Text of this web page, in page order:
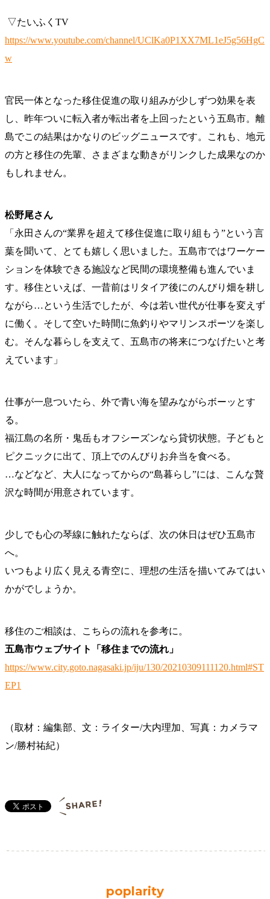
▽たいふくTV
https://www.youtube.com/channel/UClKa0P1XX7ML1eJ5g56HgC
w
官民一体となった移住促進の取り組みが少しずつ効果を表
し、昨年ついに転入者が転出者を上回ったという五島市。離
島でこの結果はかなりのビッグニュースです。これも、地元
の方と移住の先輩、さまざまな動きがリンクした成果なのか
もしれません。
松野尾さん
「永田さんの“業界を超えて移住促進に取り組もう”という言
葉を聞いて、とても嬉しく思いました。五島市ではワーケー
ションを体験できる施設など民間の環境整備も進んでいま
す。移住といえば、一昔前はリタイア後にのんびり畑を耕し
ながら…という生活でしたが、今は若い世代が仕事を変えず
に働く。そして空いた時間に魚釣りやマリンスポーツを楽し
む。そんな暮らしを支えて、五島市の将来につなげたいと考
えています」
仕事が一息ついたら、外で青い海を望みながらボーッとす
る。
福江島の名所・鬼岳もオフシーズンなら貸切状態。子どもと
ピクニックに出て、頂上でのんびりお弁当を食べる。
…などなど、大人になってからの“島暮らし”には、こんな贅
沢な時間が用意されています。
少しでも心の琴線に触れたならば、次の休日はぜひ五島市
へ。
いつもより広く見える青空に、理想の生活を描いてみてはい
かがでしょうか。
移住のご相談は、こちらの流れを参考に。
五島市ウェブサイト「移住までの流れ」
https://www.city.goto.nagasaki.jp/iju/130/20210309111120.html#ST
EP1
（取材：編集部、文：ライター/大内理加、写真：カメラマ
ン/勝村祐紀）
poplarity